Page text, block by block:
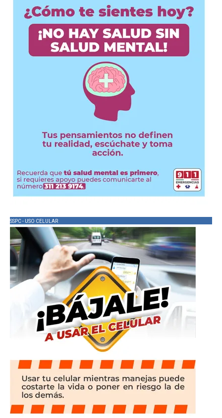
SSPC - USO CELULAR